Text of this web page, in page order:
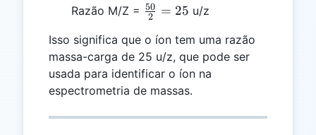
Razão M/Z = \frac{50}
2
50 = 25 u/z
Isso significa que o íon tem uma razão
massa-carga de 25 u/z, que pode ser
usada para identificar o íon na
espectrometria de massas.